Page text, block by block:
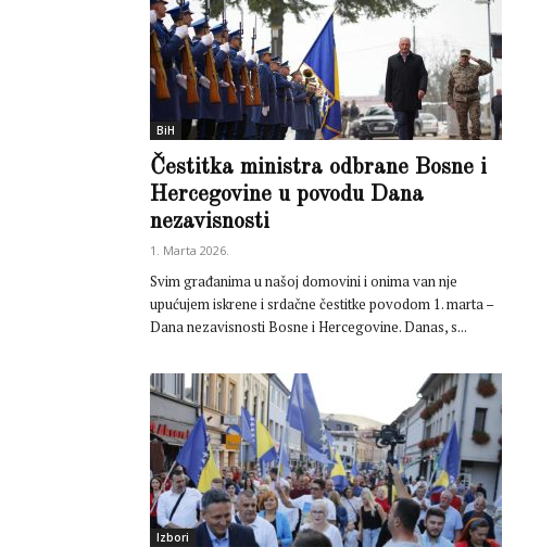
BiH
Čestitka ministra odbrane Bosne i
Hercegovine u povodu Dana
nezavisnosti
1. Marta 2026.
Svim građanima u našoj domovini i onima van nje
upućujem iskrene i srdačne čestitke povodom 1. marta –
Dana nezavisnosti Bosne i Hercegovine. Danas, s...
Izbori